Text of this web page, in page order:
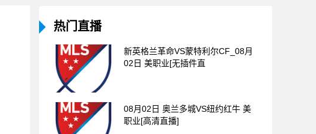
热门直播
新英格兰革命VS蒙特利尔CF_08月
02日 美职业[无插件直
08月02日 奥兰多城VS纽约红牛 美
职业[高清直播]